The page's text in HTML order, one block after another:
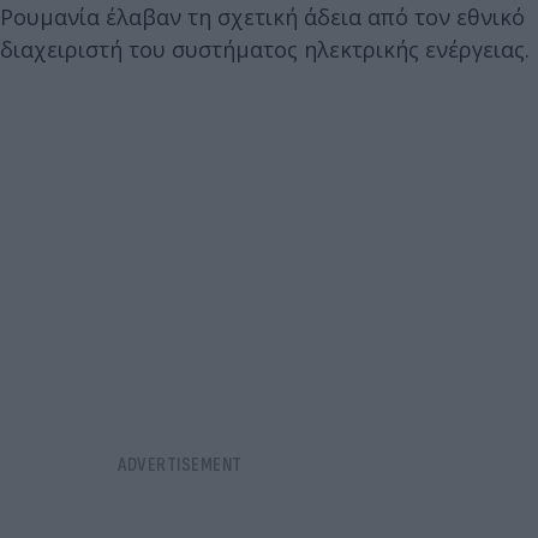
Ρουμανία έλαβαν τη σχετική άδεια από τον εθνικό
διαχειριστή του συστήματος ηλεκτρικής ενέργειας.